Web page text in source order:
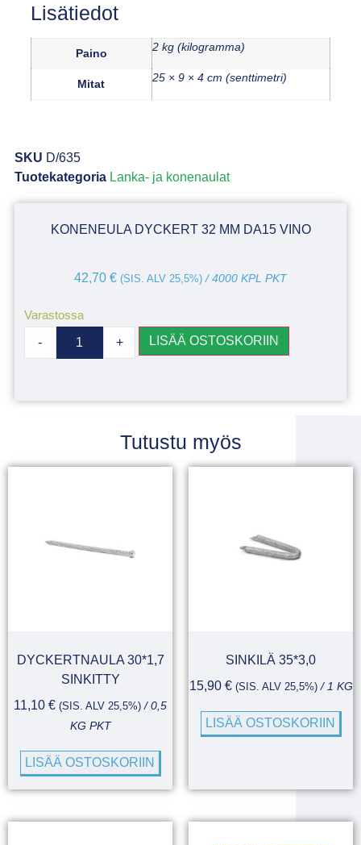
Lisätiedot
Paino 2 kg (kilogramma)
Mitat 25 × 9 × 4 cm (senttimetri)
SKU D/635
Tuotekategoria Lanka- ja konenaulat
KONENEULA DYCKERT 32 MM DA15 VINO
42,70 € (SIS. ALV 25,5%) / 4000 KPL PKT
Varastossa
- + LISÄÄ OSTOSKORIIN
Tutustu myös
DYCKERTNAULA 30*1,7
SINKITTY
11,10 € (SIS. ALV 25,5%) / 0,5
KG PKT
LISÄÄ OSTOSKORIIN
SINKILÄ 35*3,0
15,90 € (SIS. ALV 25,5%)/ 1 KG
LISÄÄ OSTOSKORIIN